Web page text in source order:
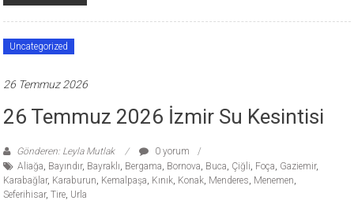
Uncategorized
26 Temmuz 2026
26 Temmuz 2026 İzmir Su Kesintisi
Gönderen: Leyla Mutlak
0 yorum
Aliağa, Bayındır, Bayraklı, Bergama, Bornova, Buca, Çiğli, Foça, Gaziemir,
Karabağlar, Karaburun, Kemalpaşa, Kınık, Konak, Menderes, Menemen,
Seferihisar,Tire, Urla